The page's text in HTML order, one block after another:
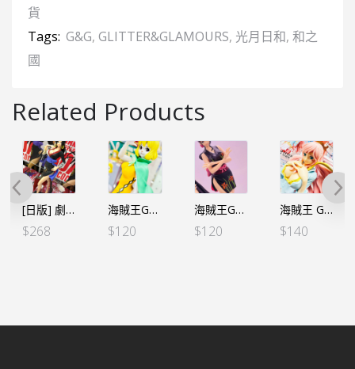
貨
Tags: G&G, GLITTER&GLAMOURS, 光月日和, 和之
國
Related Products
[日版] 劇場版『ONE PIECE STAMPEDE』GLITTER&GLAMOURS G&G -女帝（日）
$268
海賊王GLITTER&GLAMOURS G&G 加洛特 綠色（行）
$120
海賊王GLITTER&GLAMOURS G&G -NICO ROBIN 羅賓 WANOKUNI STYLE-Ⅱ Ⓑ 無披（行）
$120
海賊王 GLITTER&GLAMOURS G&G-白星
$140